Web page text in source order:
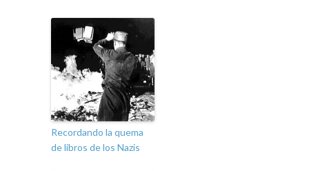
Recordando la quema
de libros de los Nazis